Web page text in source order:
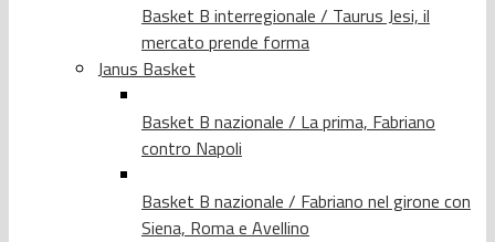
Basket B interregionale / Taurus Jesi, il
mercato prende forma
Janus Basket
Basket B nazionale / La prima, Fabriano
contro Napoli
Basket B nazionale / Fabriano nel girone con
Siena, Roma e Avellino